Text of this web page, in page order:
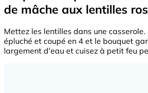
de mâche aux lentilles
Mettez les lentilles dans une
épluché et coupé en 4 et le bouquet
largement d'eau et cuisez à petit feu